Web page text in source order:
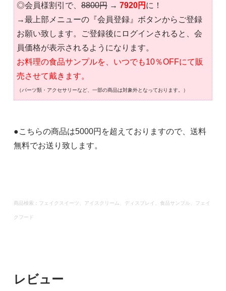
◎会員様割引で、8800円→ 7920円 に！
→最上部メニューの『会員登録』ボタンからご登録
お願い致します。ご登録後にログインされると、会
員価格が表示されるようになります。
お料理の食品サンプルを、いつでも10％OFFにて販
売させて戴きます。
（パーツ類・アクセサリーなど、一部の商品は対象外となっております。）
●こちらの商品は5000円を超えておりますので、送料
無料でお送り致します。
商品検索：フェイクスイーツ、アイスクリーム、ディスプレイ、食品サンプル、フェイ
クフード
レビュー